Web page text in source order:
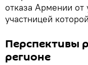
отказа Армении от
участницей
Перспективы
регионе